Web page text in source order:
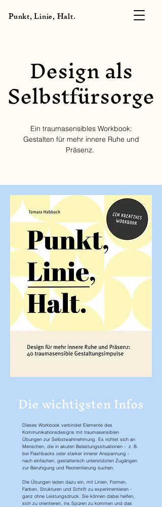
Punkt, Linie, Halt.
Design als
Selbstfürsorge
Ein traumasensibles Workbook:
Gestalten für mehr innere Ruhe und
Präsenz.
Die wichtigsten Infos
Dieses Workbook verbindet Elemente des
Kommunikationsdesigns mit traumasensiblen
Übungen zur Selbstwahrnehmung. Es richtet sich an
Menschen, die in akuten Belastungssituationen - z. B.
bei Flashbacks oder starker innerer Anspannung -
nach einfachen, gestalterisch unterstützten Zugängen
zur Beruhigung und Reorientierung suchen.
Die Übungen laden dazu ein, mit Linien, Formen,
Farben, Strukturen und Schrift zu experimentieren -
ganz ohne Leistungsdruck. Sie können dabei helfen,
sich zu orientieren, ins Spüren zu kommen und das